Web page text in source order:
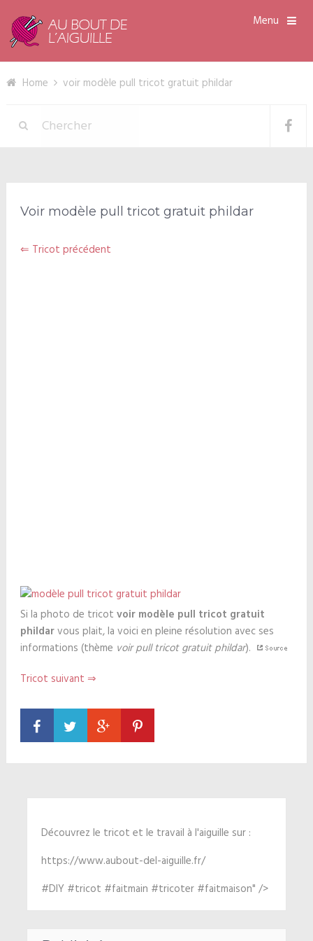
Menu
Home voir modèle pull tricot gratuit phildar
Voir modèle pull tricot gratuit phildar
⇐ Tricot précédent
Si la photo de tricot voir modèle pull tricot gratuit
phildarvous plait, la voici en pleine résolution avec ses
informations (thème voir pull tricot gratuit phildar).
Tricot suivant ⇒
Découvrez le tricot et le travail à l'aiguille sur :
https://www.aubout-del-aiguille.fr/
#DIY #tricot #faitmain #tricoter #faitmaison" />